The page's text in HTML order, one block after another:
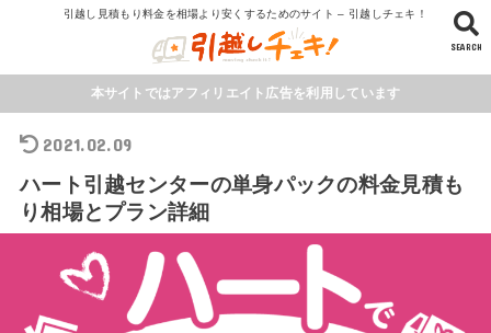
引越し見積もり料金を相場より安くするためのサイト – 引越しチェキ！
SEARCH
本サイトではアフィリエイト広告を利用しています
2021.02.09
ハート引越センターの単身パックの料金見積も
り相場とプラン詳細